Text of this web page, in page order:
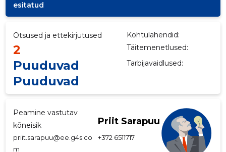
esitatud
Otsused ja ettekirjutused Kohtulahendid:
2 Täitemenetlused:
Puuduvad Tarbijavaidlused:
Puuduvad
Peamine vastutav
kõneisik
Priit Sarapuu
priit.sarapuu@ee.g4s.co
m
+372 6511717